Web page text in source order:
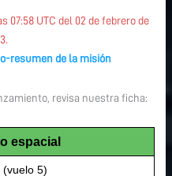
07:58 UTC del 02 de febrero de
resumen de la misión
revisa nuestra ficha:
espacial
(vuelo 5)